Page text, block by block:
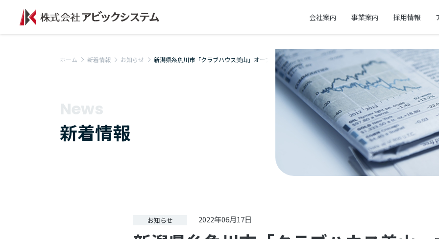
会社案内 事業案内 採用情報
ホーム 新着情報 お知らせ 新潟県糸魚川市「クラブハウス美山」オープ...
News
新着情報
お知らせ 2022年06月17日